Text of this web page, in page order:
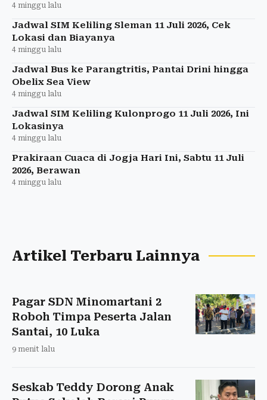
4 minggu lalu
Jadwal SIM Keliling Sleman 11 Juli 2026, Cek
Lokasi dan Biayanya
4 minggu lalu
Jadwal Bus ke Parangtritis, Pantai Drini hingga
Obelix Sea View
4 minggu lalu
Jadwal SIM Keliling Kulonprogo 11 Juli 2026, Ini
Lokasinya
4 minggu lalu
Prakiraan Cuaca di Jogja Hari Ini, Sabtu 11 Juli
2026, Berawan
4 minggu lalu
Artikel Terbaru Lainnya
Pagar SDN Minomartani 2
Roboh Timpa Peserta Jalan
Santai, 10 Luka
9 menit lalu
Seskab Teddy Dorong Anak